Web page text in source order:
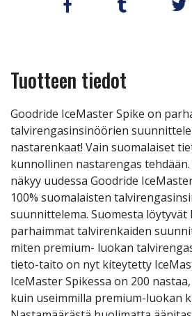
Tuotteen tiedot
Goodride IceMaster Spike on
talvirengasinsinöörien
nastarenkaat! Vain suomalaiset
kunnollinen nastarengas
näkyy uudessa Goodride
100% suomalaisten
suunnittelema. Suomesta löytyvät
parhaimmat talvirenkaiden
miten premium- luokan
tieto-taito on nyt kiteytetty
IceMaster Spikessa on 200
kuin useimmilla premium-luokan